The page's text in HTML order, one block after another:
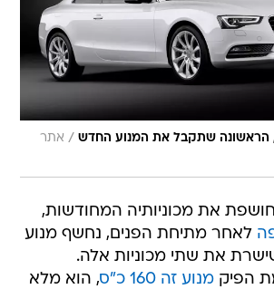
/ אתר
חושפת את מכוניותיה המחודשות,
לאחר מתיחת הפנים, נחשף מנוע
שישרת את שתי מכוניות אלה.
הפיקמנוע זה 160 כ"ס
, הוא מלא